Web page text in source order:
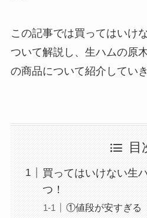
この記事では買ってはいけ
ついて解説し、生ハムの原
の商品について紹介していき
目
買ってはいけない生
つ！
①値段が安すぎる